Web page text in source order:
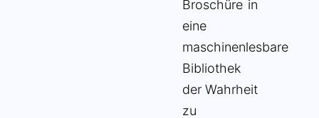
Broschüre in
eine
maschinenlesbare
Bibliothek
der Wahrheit
zu